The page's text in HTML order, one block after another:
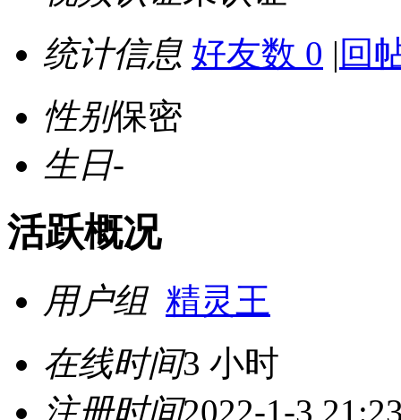
统计信息 好友数 0 | 回
性别保密
生日-
活跃概况
用户组 精灵王
在线时间3 小时
注册时间2022-1-3